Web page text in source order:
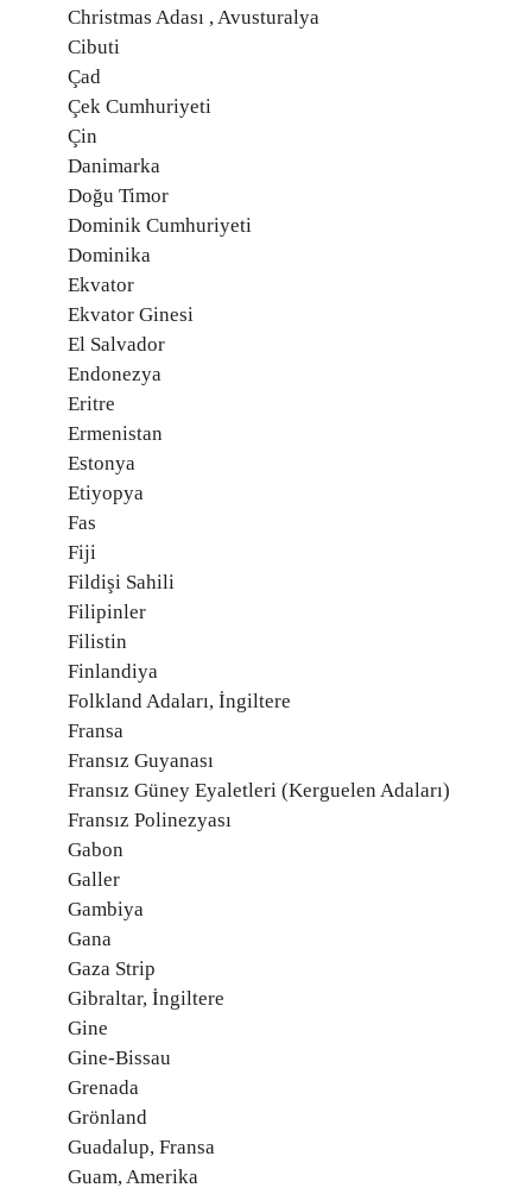
Christmas Adası , Avusturalya
Cibuti
Çad
Çek Cumhuriyeti
Çin
Danimarka
Doğu Timor
Dominik Cumhuriyeti
Dominika
Ekvator
Ekvator Ginesi
El Salvador
Endonezya
Eritre
Ermenistan
Estonya
Etiyopya
Fas
Fiji
Fildişi Sahili
Filipinler
Filistin
Finlandiya
Folkland Adaları, İngiltere
Fransa
Fransız Guyanası
Fransız Güney Eyaletleri (Kerguelen Adaları)
Fransız Polinezyası
Gabon
Galler
Gambiya
Gana
Gaza Strip
Gibraltar, İngiltere
Gine
Gine-Bissau
Grenada
Grönland
Guadalup, Fransa
Guam, Amerika